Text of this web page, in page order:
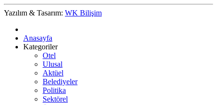
Yazılım & Tasarım: WK Bilişim
Anasayfa
Kategoriler
Otel
Ulusal
Aktüel
Belediyeler
Politika
Sektörel